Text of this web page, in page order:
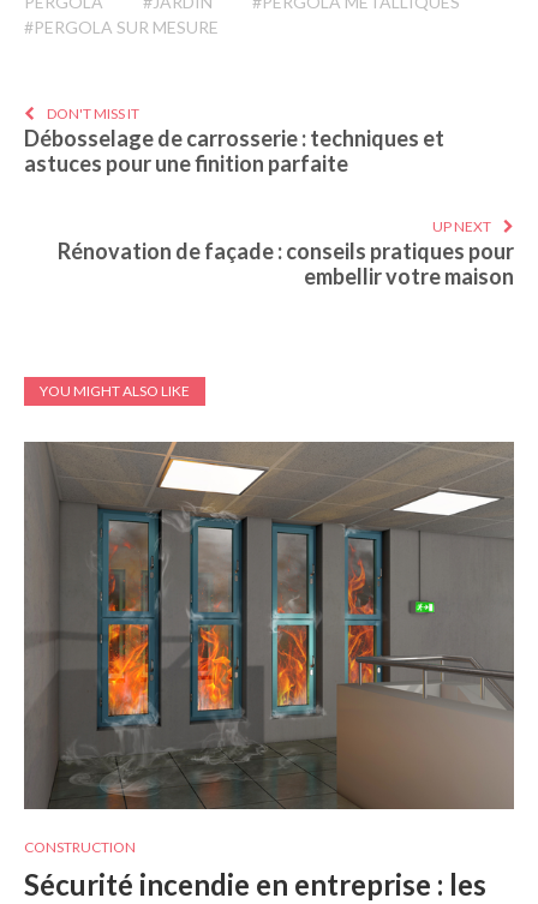
#PERGOLA SUR MESURE
DON'T MISS IT
Débosselage de carrosserie : techniques et
astuces pour une finition parfaite
UP NEXT
Rénovation de façade : conseils pratiques pour
embellir votre maison
YOU MIGHT ALSO LIKE
CONSTRUCTION
Sécurité incendie en entreprise : les